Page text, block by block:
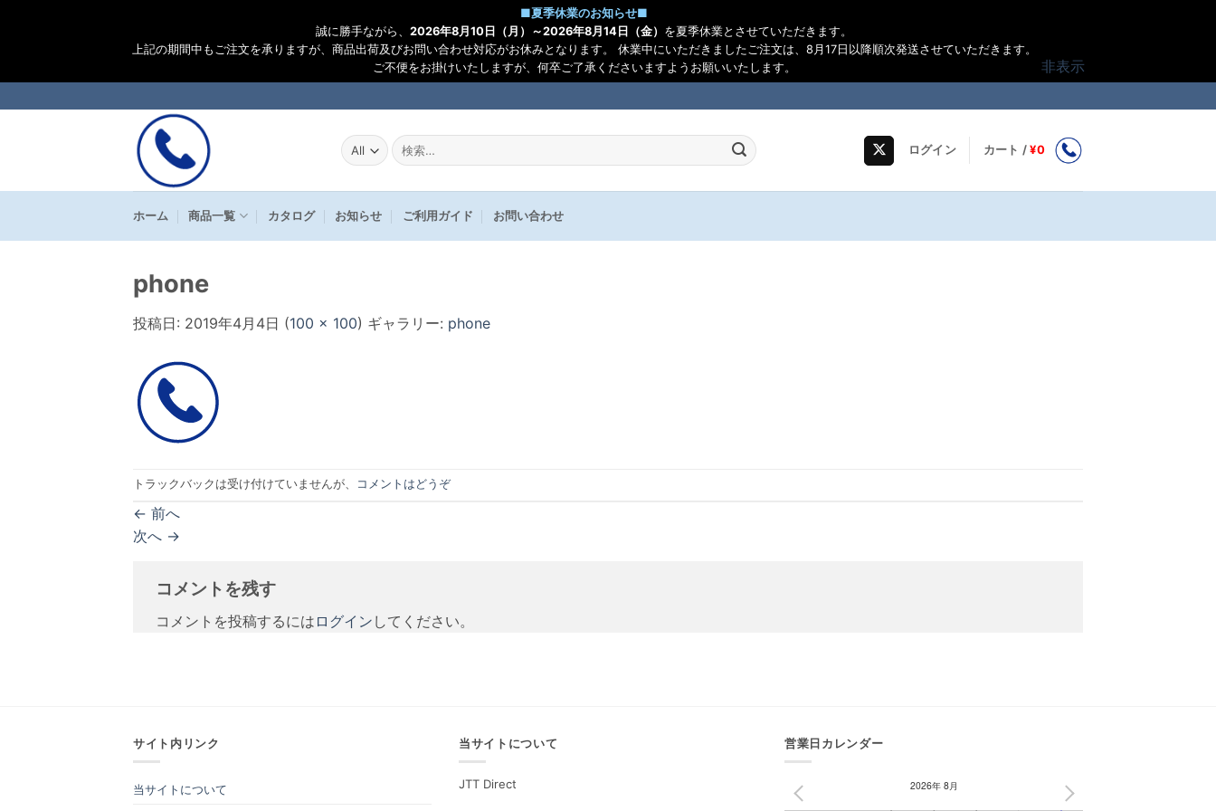
■夏季休業のお知らせ■
誠に勝手ながら、 2026年8月10日（月）～2026年8月14日（金） を夏季休業とさせていただきます。
上記の期間中もご注文を承りますが、商品出荷及びお問い合わせ対応がお休みとなります。 休業中にいただきましたご注文は、8月17日以降順次発送させていただきます。
ご不便をお掛けいたしますが、何卒ご了承くださいますようお願いいたします。
非表示
to
検
索
果:
ログイン カート /¥0
ホーム 商品一覧 カタログ お知らせ ご利用ガイド お問い合わせ
phone
投稿日: 2019年4月4日 (100 × 100) ギャラリー: phone
トラックバックは受け付けていませんが、 コメントはどうぞ
← 前へ
次へ →
コメントを残す
コメントを投稿するには ログイン してください。
サイト内リンク
当サイトについて
当サイトについて
JTT Direct
営業日カレンダー
2026年 8月